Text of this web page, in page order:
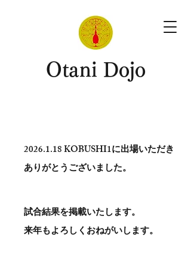
​Otani Dojo
2026.1.18KOBUSHI1に出場いただき
ありがとう​ございました。
試合結果を掲載いたします。
​来年もよろしくおねがいします。